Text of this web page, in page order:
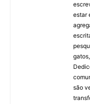
estar
são